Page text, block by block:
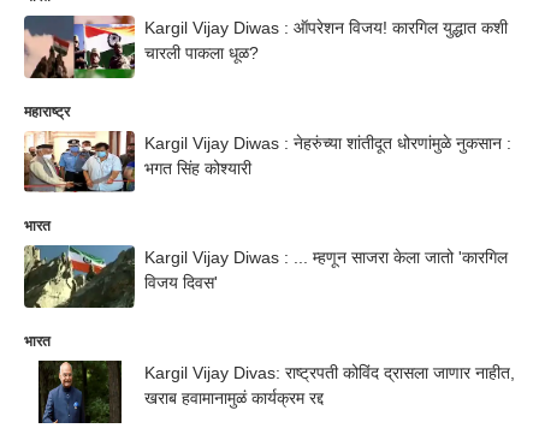
Kargil Vijay Diwas : ऑपरेशन विजय! कारगिल युद्धात कशी
चारली पाकला धूळ?
महाराष्ट्र
Kargil Vijay Diwas : नेहरुंच्या शांतीदूत धोरणांमुळे नुकसान :
भगत सिंह कोश्यारी
भारत
Kargil Vijay Diwas : ... म्हणून साजरा केला जातो 'कारगिल
विजय दिवस'
भारत
Kargil Vijay Divas: राष्ट्रपती कोविंद द्रासला जाणार नाहीत,
खराब हवामानामुळं कार्यक्रम रद्द